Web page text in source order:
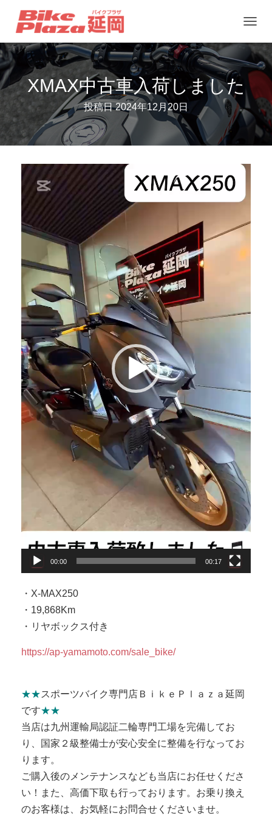
ビ
ゲ
ー
シ
ョ
ン
を
切
XMAX中古車入荷しました
投稿日2024年12月20日
動
画
プ
レ
ー
ー
00:00 00:17
・X-MAX250
・19,868Km
・リヤボックス付き
https://ap-yamamoto.com/sale_bike/
★★スポーツバイク専門店ＢｉｋｅＰｌａｚａ延岡
です★★
当店は九州運輸局認証二輪専門工場を完備してお
り、国家２級整備士が安心安全に整備を行なってお
ります。
ご購入後のメンテナンスなども当店にお任せくださ
い！また、高価下取も行っております。お乗り換え
のお客様は、お気軽にお問合せくださいませ。